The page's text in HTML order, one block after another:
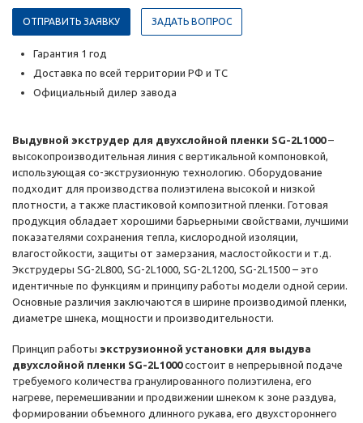
ОТПРАВИТЬ ЗАЯВКУ ЗАДАТЬ ВОПРОС
Гарантия 1 год
Доставка по всей территории РФ и ТС
Официальный дилер завода
Выдувной экструдер для двухслойной пленки SG-2L1000–
высокопроизводительная линия с вертикальной компоновкой,
использующая со-экструзионную технологию. Оборудование
подходит для производства полиэтилена высокой и низкой
плотности, а также пластиковой композитной пленки. Готовая
продукция обладает хорошими барьерными свойствами, лучшими
показателями сохранения тепла, кислородной изоляции,
влагостойкости, защиты от замерзания, маслостойкости и т.д.
Экструдеры SG-2L800, SG-2L1000, SG-2L1200, SG-2L1500 – это
идентичные по функциям и принципу работы модели одной серии.
Основные различия заключаются в ширине производимой пленки,
диаметре шнека, мощности и производительности.
Принцип работы экструзионной установки для выдува
двухслойной пленки SG-2L1000состоит в непрерывной подаче
требуемого количества гранулированного полиэтилена, его
нагреве, перемешивании и продвижении шнеком к зоне раздува,
формировании объемного длинного рукава, его двухстороннего